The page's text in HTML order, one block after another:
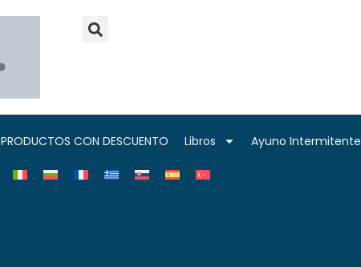
PRODUCTOS CON DESCUENTO Libros Ayuno Intermitente